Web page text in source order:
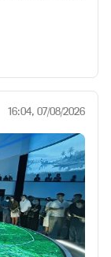
16:04, 07/08/2026